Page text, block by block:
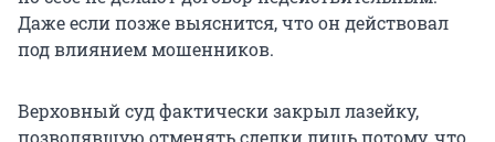
Даже если позже выяснится, что он действовал
под влиянием мошенников.
Верховный суд фактически закрыл лазейку,
позволявшую отменять сделки лишь потому, что